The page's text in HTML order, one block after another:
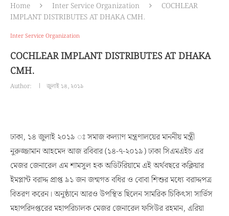
Home Inter Service Organization
COCHLEAR
IMPLANT DISTRIBUTES AT DHAKA CMH.
Inter Service Organization
COCHLEAR IMPLANT DISTRIBUTES AT DHAKA
CMH.
Author: জুলাই ১৪, ২০১৯
ঢাকা, ১৪ জুলাই ২০১৯ ঃ সমাজ কল্যাণ মন্ত্রণালয়ের মাননীয় মন্ত্রী
নুরুজ্জামান আহমেদ আজ রবিবার (১৪-৭-২০১৯) ঢাকা সিএমএইচ এর
মেজর জেনারেল এম শামসুল হক অডিটরিয়ামে এই অর্থবছরে কক্লিয়ার
ইমপ্লান্ট বরাদ্দ প্রাপ্ত ৯১ জন জন্মগত বধির ও বোবা শিশুর মধ্যে বরাদ্দপত্র
বিতরণ করেন। অনুষ্ঠানে আরও উপস্থিত ছিলেন সামরিক চিকিৎসা সার্ভিস
মহাপরিদপ্তরের মহাপরিচালক মেজর জেনারেল ফসিউর রহমান, এরিয়া